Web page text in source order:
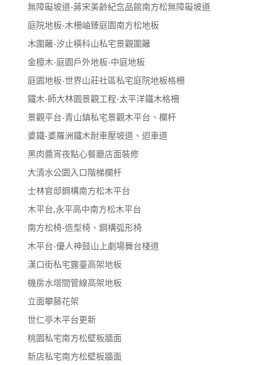
無障礙坡道-蔣宋美齡紀念品館南方松無障礙坡道
庭院地板-木柵岫臻庭園南方松地板
木圍籬-汐止橫科山私宅景觀圍籬
金檀木-庭園戶外地板-中庭地板
庭園地板-世界山莊社區私宅庭院地板格柵
鐵木-師大林園景觀工程-太平洋鐵木格柵
景觀平台-青山鎮私宅景觀木平台、欄杆
婆鐵-婆羅洲鐵木耐車壓坡道、迴車道
黑肉醬宵夜點心餐廳店面裝修
大清水公園入口階梯欄杆
士林官邸鋼構南方松木平台
木平台,永平高中南方松木平台
南方松椅-造型椅、鋼構弧形椅
木平台-優人神鼓山上劇場舞台棧道
漢口街私宅露臺高架地板
機房水塔間管線高架地板
立面攀藤花架
世仁亭木平台更新
桃園私宅南方松壁板牆面
新店私宅南方松壁板牆面